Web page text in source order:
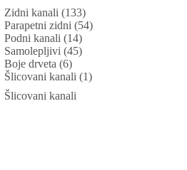
Zidni kanali (133)
Parapetni zidni (54)
Podni kanali (14)
Samolepljivi (45)
Boje drveta (6)
Šlicovani kanali (1)
Šlicovani kanali